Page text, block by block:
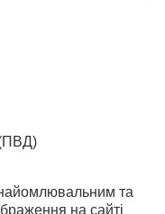
(ПВД)
та
на сайті